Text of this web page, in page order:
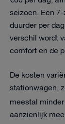
seizoen. Een
duurder per
verschil wordt
comfort en de
De kosten
stationwagen,
meestal
aanzienlijk